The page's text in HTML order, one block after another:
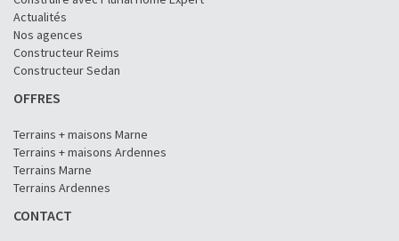
Actualités
Nos agences
Constructeur Reims
Constructeur Sedan
OFFRES
Terrains + maisons Marne
Terrains + maisons Ardennes
Terrains Marne
Terrains Ardennes
CONTACT